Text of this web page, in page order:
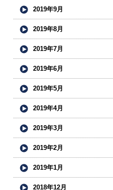
2019年9月
2019年8月
2019年7月
2019年6月
2019年5月
2019年4月
2019年3月
2019年2月
2019年1月
2018年12月